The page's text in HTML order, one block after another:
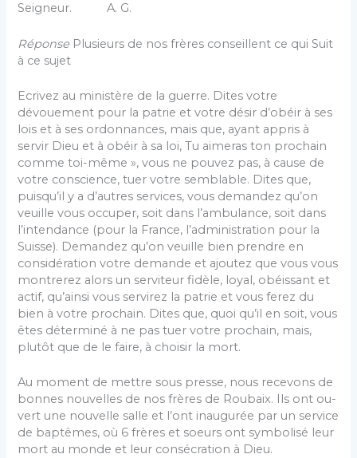
Seigneur. A. G.
Réponse Plusieurs de nos frères conseillent ce qui Suit
à ce sujet
Ecrivez au ministère de la guerre. Dites votre
dévouement pour la patrie et votre désir d’obéir à ses
lois et à ses ordonnances, mais que, ayant appris à
servir Dieu et à obéir à sa loi, Tu aimeras ton prochain
comme toi-même », vous ne pouvez pas, à cause de
votre cons­cience, tuer votre semblable. Dites que,
puisqu’il y a d’autres services, vous demandez qu’on
veuille vous oc­cuper, soit dans l’ambulance, soit dans
l’intendance (pour la France, l’administration pour la
Suisse). Deman­dez qu’on veuille bien prendre en
considération votre de­mande et ajoutez que vous vous
montrerez alors un servi­teur fidèle, loyal, obéissant et
actif, qu’ainsi vous servirez la patrie et vous ferez du
bien à votre prochain. Dites que, quoi qu’il en soit, vous
êtes déterminé à ne pas tuer votre prochain, mais,
plutôt que de le faire, à choisir la mort.
Au moment de mettre sous presse, nous recevons de
bonnes nouvelles de nos frères de Roubaix. Ils ont ou­
vert une nouvelle salle et l’ont inaugurée par un service
de baptêmes, où 6 frères et soeurs ont symbolisé leur
mort au monde et leur consécration à Dieu.